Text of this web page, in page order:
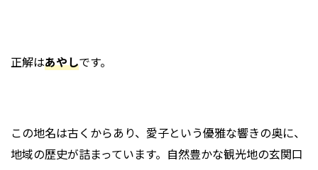
正解はあやしです。
この地名は古くからあり、愛子という優雅な響きの奥に、
地域の歴史が詰まっています。自然豊かな観光地の玄関口